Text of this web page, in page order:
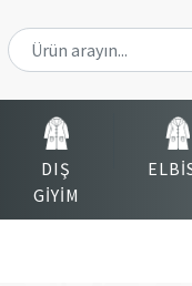
DIŞ
GIYIM